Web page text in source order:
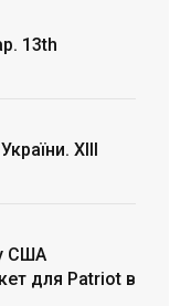
13th
ХІІІ
США
для Patriot в